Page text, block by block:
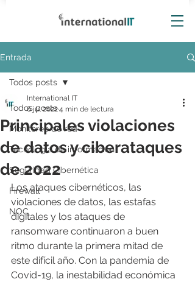
Entrada
Todos posts
Monitoreo de red
Tecnología de información
Seguridad Cibernética
Firewall
NOC
Todos posts
Principales violaciones
de datos y ciberataques
de 2022
International IT
6 jul 20224 min de lectura
Los ataques cibernéticos, las
violaciones de datos, las estafas
digitales y los ataques de
ransomware continuaron a buen
ritmo durante la primera mitad de
este difícil año. Con la pandemia de
Covid-19, la inestabilidad económica